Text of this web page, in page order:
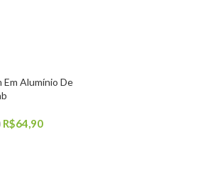
Em Alumínio De
R$64,90